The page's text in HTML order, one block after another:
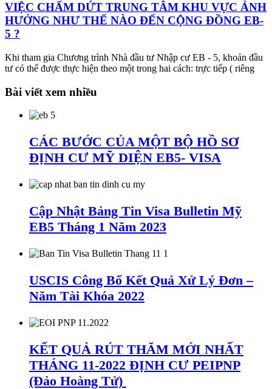
VIỆC CHẤM DỨT TRUNG TÂM KHU VỰC ẢNH
HƯỞNG NHƯ THẾ NÀO ĐẾN CỘNG ĐỒNG EB-
5 ?
Khi tham gia Chương trình Nhà đầu tư Nhập cư EB - 5, khoản đầu
tư có thể được thực hiện theo một trong hai cách: trực tiếp ( riêng
Bài viết xem nhiều
CÁC BƯỚC CỦA MỘT BỘ HỒ SƠ
ĐỊNH CƯ MỸ DIỆN EB5- VISA
Cập Nhật Bảng Tin Visa Bulletin Mỹ
EB5 Tháng 1 Năm 2023
USCIS Công Bố Kết Quả Xử Lý Đơn –
Năm Tài Khóa 2022
KẾT QUẢ RÚT THĂM MỚI NHẤT
THÁNG 11-2022 ĐỊNH CƯ PEIPNP
(Đảo Hoàng Tử)